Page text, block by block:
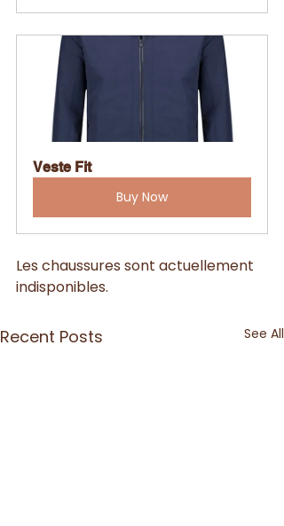
Veste Fit
Buy Now
Les chaussures sont actuellement
indisponibles.
Recent Posts See All